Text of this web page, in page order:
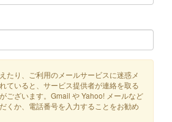
たり、ご利用のメールサービスに迷惑メ
ていると、サービス提供者が連絡を取る
ございます。Gmail や Yahoo! メールなど
くか、電話番号を入力することをお勧め